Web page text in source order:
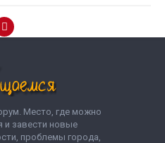
Место, где можно
и завести новые
проблемы города,